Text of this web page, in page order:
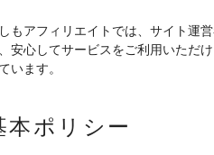
もアフィリエイトでは、サイト運
安心してサービスをご利用いただ
います。
本ポリシー